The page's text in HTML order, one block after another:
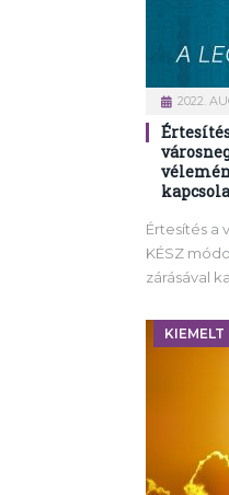
2022.
Értesítés a
KÉSZ
zárásával
KIEMELT